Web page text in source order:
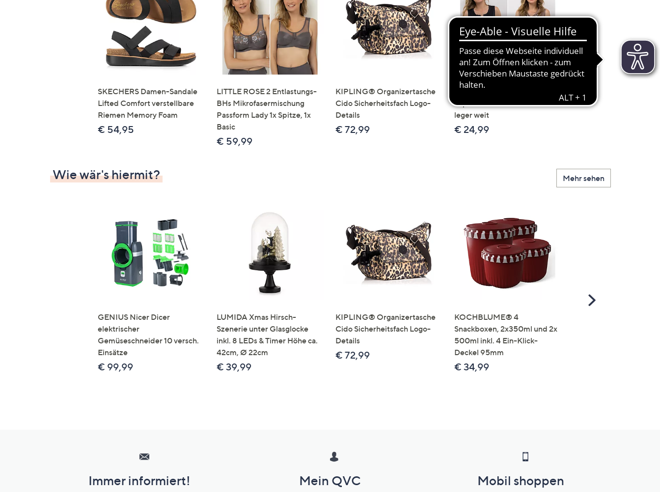
Touch-
Geräten
nach
links
bzw.
rechts,
um
diese
anzuzeigen.
SKECHERS Damen-Sandale
Lifted Comfort verstellbare
Riemen Memory Foam
€ 54,95
LITTLE ROSE 2 Entlastungs-
BHs Mikrofasermischung
Passform Lady 1x Spitze, 1x
Basic
€ 59,99
KIPLING® Organizertasche
Cido Sicherheitsfach Logo-
Details
€ 72,99
Tops Mikrofaser Seitenschlitze
leger weit
€ 24,99
Mikrofaser 3x
Scroll
Wie wär's hiermit? Mehr sehen
GENIUS Nicer Dicer
elektrischer
Gemüseschneider 10 versch.
Einsätze
€ 99,99
LUMIDA Xmas Hirsch-
Szenerie unter Glasglocke
inkl. 8 LEDs & Timer Höhe ca.
42cm, Ø 22cm
€ 39,99
KIPLING® Organizertasche
Cido Sicherheitsfach Logo-
Details
€ 72,99
KOCHBLUME® 4
Snackboxen, 2x350ml und 2x
500ml inkl. 4 Ein-Klick-
Deckel 95mm
€ 34,99
Scroll
Unternehmensinformationen
Immer informiert! Mein QVC Mobil shoppen